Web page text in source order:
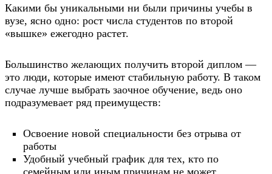
Какими бы уникальными ни были причины учебы в
вузе, ясно одно: рост числа студентов по второй
«вышке» ежегодно растет.
Большинство желающих получить второй диплом —
это люди, которые имеют стабильную работу. В таком
случае лучше выбрать заочное обучение, ведь оно
подразумевает ряд преимуществ:
Освоение новой специальности без отрыва от
работы
Удобный учебный график для тех, кто по
семейным или иным причинам не может